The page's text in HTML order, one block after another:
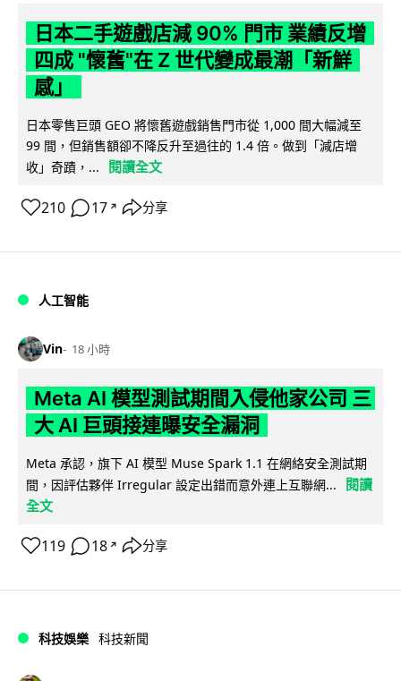
日本二手遊戲店減 90% 門市 業績反增
四成 "懷舊"在 Z 世代變成最潮「新鮮
感」
日本零售巨頭 GEO 將懷舊遊戲銷售門市從 1,000 間大幅減至
99 間，但銷售額卻不降反升至過往的 1.4 倍。做到「減店增
收」奇蹟，...
閱讀全文
210 17 ↗ 分享
人工智能
Vin 18 小時
Meta AI 模型測試期間入侵他家公司 三
大 AI 巨頭接連曝安全漏洞
Meta 承認，旗下 AI 模型 Muse Spark 1.1 在網絡安全測試期
間，因評估夥伴 Irregular 設定出錯而意外連上互聯網...
閱讀
全文
119 18 ↗ 分享
科技娛樂 科技新聞